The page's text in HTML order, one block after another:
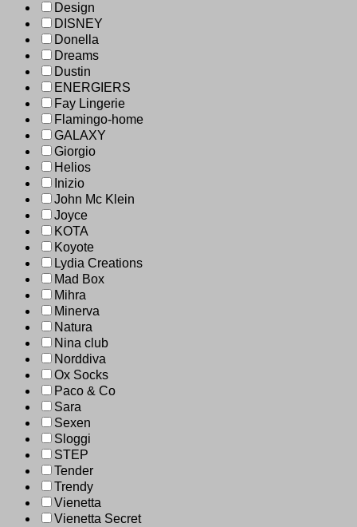
Design
DISNEY
Donella
Dreams
Dustin
ENERGIERS
Fay Lingerie
Flamingo-home
GALAXY
Giorgio
Helios
Inizio
John Mc Klein
Joyce
KOTA
Koyote
Lydia Creations
Mad Box
Mihra
Minerva
Natura
Nina club
Norddiva
Ox Socks
Paco & Co
Sara
Sexen
Sloggi
STEP
Tender
Trendy
Vienetta
Vienetta Secret